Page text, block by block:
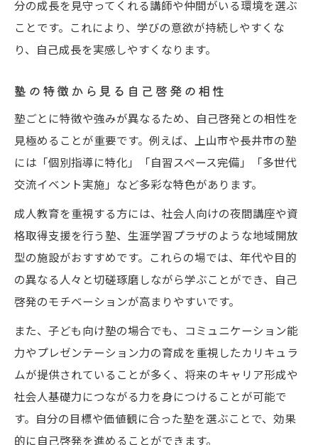
分の成長を見守ってくれる講師や仲間がいる環境を選ぶ
ことです。これにより、学びの意欲が持続しやすくな
り、自己成長を実感しやすくなります。
塾の特徴から見る自己啓発の相性
塾ごとに特徴や強みが異なるため、自己啓発との相性を
見極めることが重要です。例えば、上山市や長井市の塾
には「個別指導に特化」「自習スペース完備」「多世代
交流イベント実施」など多彩な特色があります。
成人教育を重視する方には、社会人向けの夜間講座や資
格取得支援を行う塾、生涯学習プラザのような地域開放
型の施設がおすすめです。これらの場では、年代や目的
の異なる人々と切磋琢磨しながら学ぶことができ、自己
啓発のモチベーションが高まりやすいです。
また、子ども向け塾の場合でも、コミュニケーション能
力やプレゼンテーション力の育成を重視したカリキュラ
ムが提供されていることが多く、将来のキャリア形成や
社会人基礎力につながる力を身につけることが可能で
す。自分の目標や価値観に合った塾を選ぶことで、効果
的に自己啓発を進めることができます。